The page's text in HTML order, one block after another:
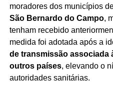
TÓPICOS RELACIONADOS
CABO VERDE
CASOS DE
CRUZEIRO INTERNACIONAL
ESTADO CRÍTICO
EUROPA
MORTES EM CRUZEIRO
SAÚDE INTERNACIONAL
moradores dos municípios
São Bernardo do Campo,
tenham recebido
medida foi adotada após a
de transmissão associada
outros países, elevando o
autoridades sanitárias.